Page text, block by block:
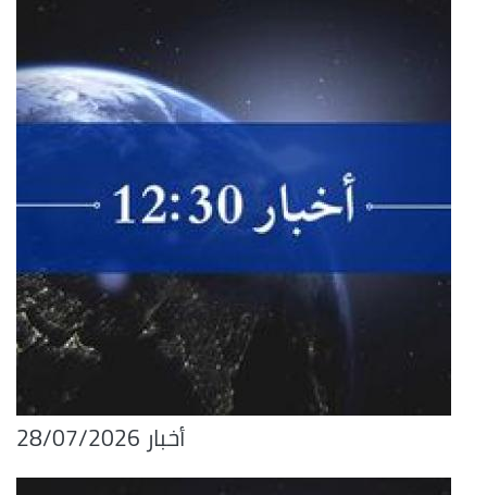
أخبار 28/07/2026